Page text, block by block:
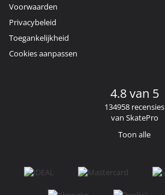
Voorwaarden
Privacybeleid
Toegankelijkheid
Cookies aanpassen
4.8 van 5
134958 recensies
van SkatePro
Toon alle